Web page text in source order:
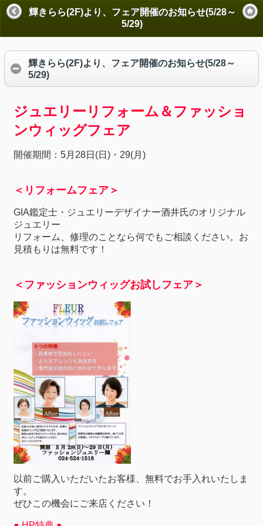
輝きらら(2F)より、フェア開催のお知らせ(5/28～
5/29)
輝きらら(2F)より、フェア開催のお知らせ(5/28～
5/29)
ジュエリーリフォーム＆ファッショ
ンウィッグフェア
開催期間：5月28日(日)・29(月)
＜リフォームフェア＞
GIA鑑定士・ジュエリーデザイナー酒井氏のオリジナル
ジュエリー
リフォーム、修理のことなら何でもご相談ください。お
見積もりは無料です！
＜ファッションウィッグお試しフェア＞
以前ご購入いただいたお客様、無料でお手入れいたしま
す。
ぜひこの機会にご来店ください！